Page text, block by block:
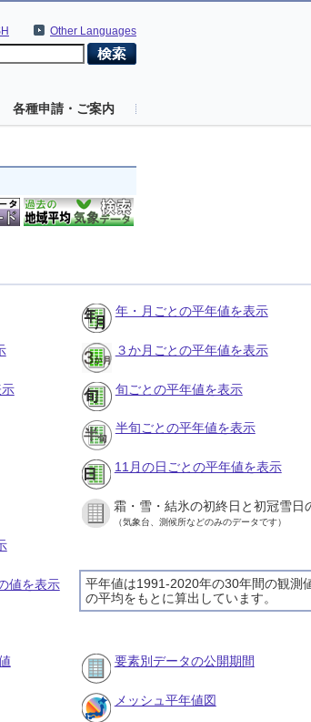
Other Languages
各種申請・ご案内
年・月ごとの平年値を表示
３か月ごとの平年値を表示
旬ごとの平年値を表示
半旬ごとの平年値を表示
11月の日ごとの平年値を表示
霜・雪・結氷の初終日と初冠雪日
（気象台、測候所などのみのデータです）
平年値は1991-2020年の30年間の観測
の平均をもとに算出しています。
値を表示
要素別データの公開期間
メッシュ平年値図